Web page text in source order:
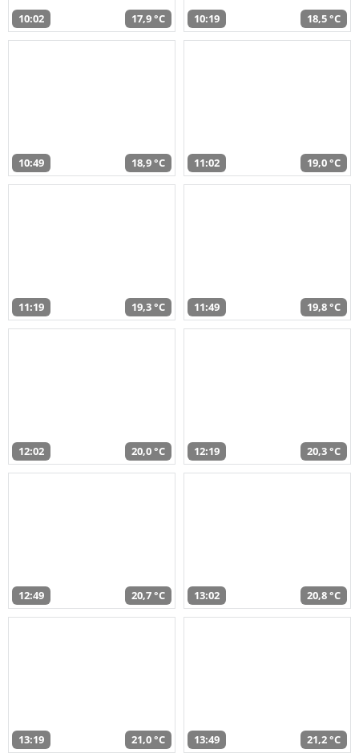
10:02 17,9 °C 10:19 18,5 °C
10:49 18,9 °C 11:02 19,0 °C
11:19 19,3 °C 11:49 19,8 °C
12:02 20,0 °C 12:19 20,3 °C
12:49 20,7 °C 13:02 20,8 °C
13:19 21,0 °C 13:49 21,2 °C